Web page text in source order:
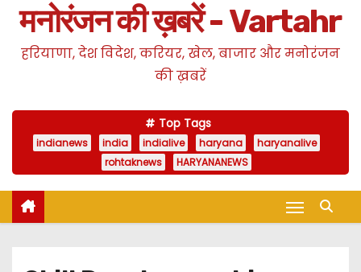
मनोरंजन की ख़बरें - Vartahr
हरियाणा, देश विदेश, करियर, खेल, बाजार और मनोरंजन
की ख़बरें
Top Tags
indianews india indialive haryana
haryanalive
rohtaknews
HARYANANEWS